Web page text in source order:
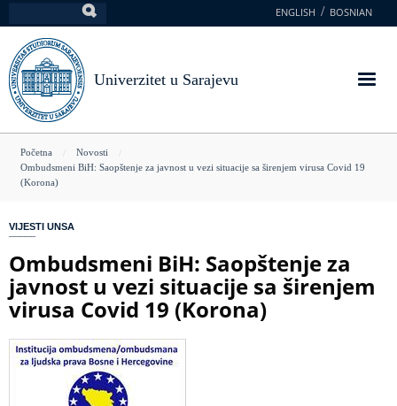
na
glavni
sadržaj
ENGLISH BOSNIAN
Univerzitet u Sarajevu
You
are
Početna
Novosti
Ombudsmeni BiH: Saopštenje za javnost u vezi situacije sa širenjem virusa Covid 19
(Korona)
VIJESTI UNSA
Ombudsmeni BiH: Saopštenje za
javnost u vezi situacije sa širenjem
virusa Covid 19 (Korona)